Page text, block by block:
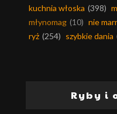
kuchnia włoska (398)
młynomag (10) nie
ryż (254) szybkie dania
Ryby i